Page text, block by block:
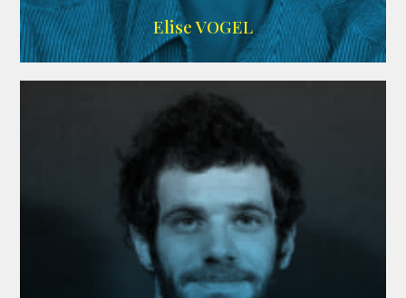
AGENCE IF ONLY
Elise VOGEL